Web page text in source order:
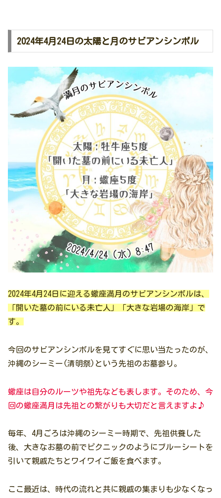
2024年4月24日の太陽と月のサビアンシンボル
2024年4月24日に迎える蠍座満月のサビアンシンボルは、
「開いた墓の前にいる未亡人」「大きな岩場の海岸」で
す。
今回のサビアンシンボルを見てすぐに思い当たったのが、
沖縄のシーミー(清明祭)という先祖のお墓参り。
蠍座は自分のルーツや祖先なども表します。そのため、今
回の蠍座満月は先祖との繋がりも大切だと言えますよ♪
毎年、4月ごろは沖縄のシーミー時期で、先祖供養した
後、大きなお墓の前でピクニックのようにブルーシートを
引いて親戚たちとワイワイご飯を食べます。
ここ最近は、時代の流れと共に親戚の集まりも少なくなっ